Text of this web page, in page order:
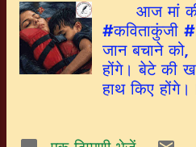
आज मां की
#कविताकुंजी
जान बचाने
होंगे। बेटे की
हाथ किए